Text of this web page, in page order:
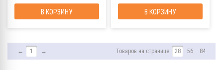
В КОРЗИНУ В КОРЗИНУ
← 1 → Товаров на странице: 28 56 84